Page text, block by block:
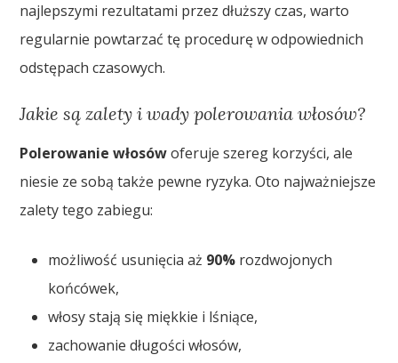
najlepszymi rezultatami przez dłuższy czas, warto
regularnie powtarzać tę procedurę w odpowiednich
odstępach czasowych.
Jakie są zalety i wady polerowania włosów?
Polerowanie włosówoferuje szereg korzyści, ale
niesie ze sobą także pewne ryzyka. Oto najważniejsze
zalety tego zabiegu:
możliwość usunięcia aż 90% rozdwojonych
końcówek,
włosy stają się miękkie i lśniące,
zachowanie długości włosów,